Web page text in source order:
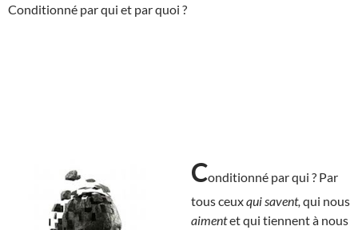
Conditionné par qui et par quoi ?
Conditionné par qui ? Par
tous ceuxqui savent, qui nous
aimentet qui tiennent à nous